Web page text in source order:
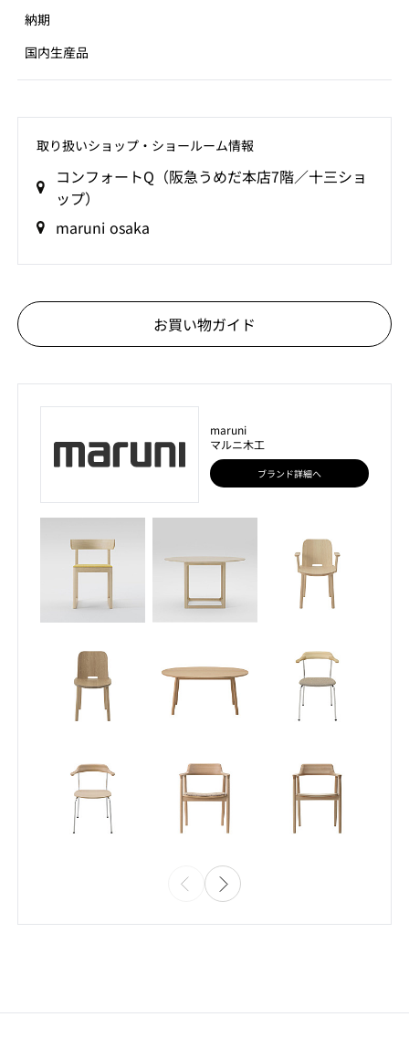
納期
国内生産品
取り扱いショップ‧ショールーム情報
コンフォートQ（阪急うめだ本店7階／十三ショ
ップ）
maruni osaka
お買い物ガイド
maruni
マルニ木工
ブランド詳細へ